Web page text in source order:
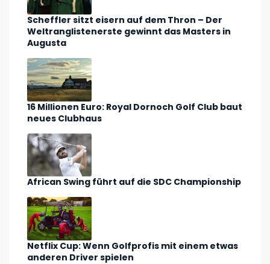
Scheffler sitzt eisern auf dem Thron – Der
Weltranglistenerste gewinnt das Masters in
Augusta
16 Millionen Euro: Royal Dornoch Golf Club baut
neues Clubhaus
African Swing führt auf die SDC Championship
Netflix Cup: Wenn Golfprofis mit einem etwas
anderen Driver spielen